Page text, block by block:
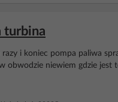
turbina
i koniec pompa paliwa
obwodzie niewiem gdzie jest